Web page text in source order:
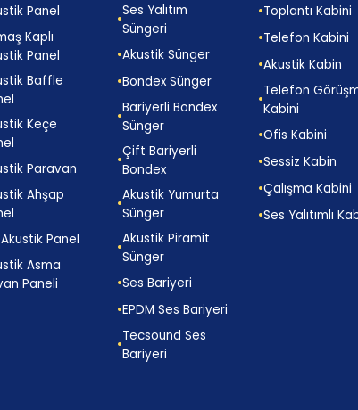
Panel
Kaplı
Panel
Baffle
Keçe
Paravan
Ahşap
Panel
Asma
Paneli
Ses Yalıtım
Süngeri
Akustik Sünger
Bondex Sünger
Bariyerli Bondex
Sünger
Çift Bariyerli
Bondex
Akustik Yumurta
Sünger
Akustik Piramit
Sünger
Ses Bariyeri
EPDM Ses Bariyeri
Tecsound Ses
Bariyeri
Toplantı Kabini
Telefon Kabini
Akustik Kabin
Telefon
Kabini
Ofis Kabini
Sessiz Kabin
Çalışma Kabini
Ses Yalıtımlı